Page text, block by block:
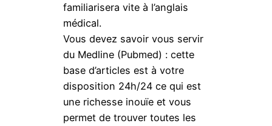
familiarisera vite à l’anglais
médical.
Vous devez savoir vous servir
du Medline (Pubmed) : cette
base d’articles est à votre
disposition 24h/24 ce qui est
une richesse inouïe et vous
permet de trouver toutes les